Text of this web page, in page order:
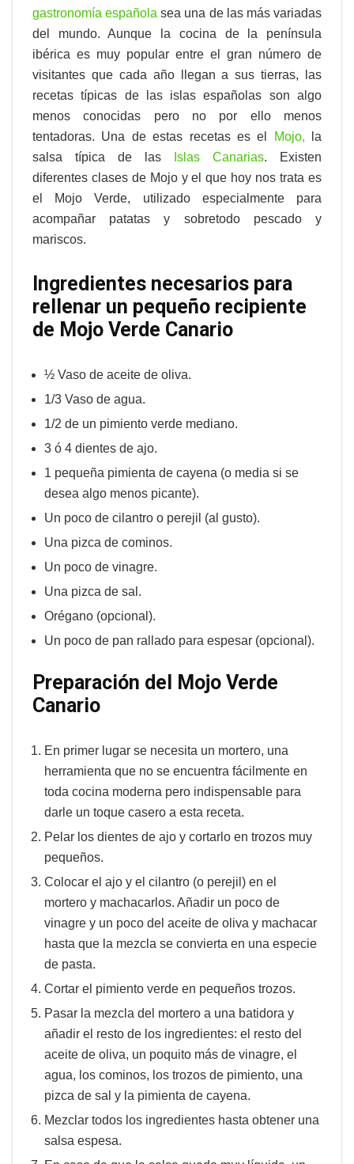
gastronomía españolasea una de las más variadas
del mundo. Aunque la cocina de la península
ibérica es muy popular entre el gran número de
visitantes que cada año llegan a sus tierras, las
recetas típicas de las islas españolas son algo
menos conocidas pero no por ello menos
tentadoras. Una de estas recetas es el
Mojo, la
salsa típica de las
Islas Canarias. Existen
diferentes clases de Mojo y el que hoy nos trata es
el Mojo Verde, utilizado especialmente para
acompañar patatas y sobretodo pescado y
mariscos.
Ingredientes necesarios para
rellenar un pequeño recipiente
de Mojo Verde Canario
½ Vaso de aceite de oliva.
1/3 Vaso de agua.
1/2 de un pimiento verde mediano.
3 ó 4 dientes de ajo.
1 pequeña pimienta de cayena (o media si se
desea algo menos picante).
Un poco de cilantro o perejil (al gusto).
Una pizca de cominos.
Un poco de vinagre.
Una pizca de sal.
Orégano (opcional).
Un poco de pan rallado para espesar (opcional).
Preparación del Mojo Verde
Canario
En primer lugar se necesita un mortero, una
herramienta que no se encuentra fácilmente en
toda cocina moderna pero indispensable para
darle un toque casero a esta receta.
Pelar los dientes de ajo y cortarlo en trozos muy
pequeños.
Colocar el ajo y el cilantro (o perejil) en el
mortero y machacarlos. Añadir un poco de
vinagre y un poco del aceite de oliva y machacar
hasta que la mezcla se convierta en una especie
de pasta.
Cortar el pimiento verde en pequeños trozos.
Pasar la mezcla del mortero a una batidora y
añadir el resto de los ingredientes: el resto del
aceite de oliva, un poquito más de vinagre, el
agua, los cominos, los trozos de pimiento, una
pizca de sal y la pimienta de cayena.
Mezclar todos los ingredientes hasta obtener una
salsa espesa.